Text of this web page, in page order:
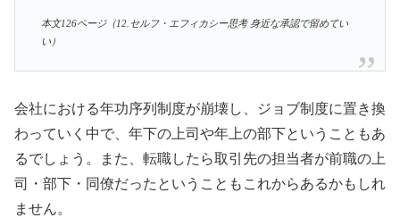
本文126ページ（12.セルフ・エフィカシー思考 身近な承認で留めてい
い）
会社における年功序列制度が崩壊し、ジョブ制度に置き換
わっていく中で、年下の上司や年上の部下ということもあ
るでしょう。また、転職したら取引先の担当者が前職の上
司・部下・同僚だったということもこれからあるかもしれ
ません。